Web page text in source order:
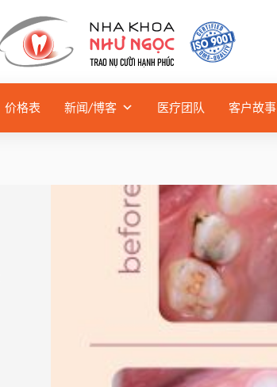
价格表 新闻/博客 医疗团队 客户故事